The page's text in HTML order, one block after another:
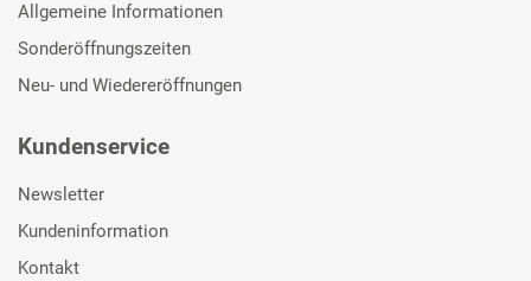
Allgemeine Informationen
Sonderöffnungszeiten
Neu- und Wiedereröffnungen
Kundenservice
Newsletter
Kundeninformation
Kontakt